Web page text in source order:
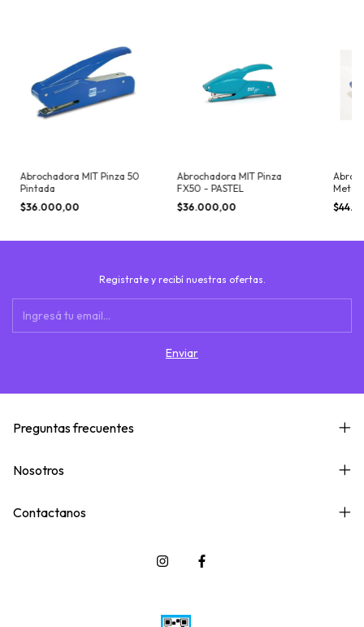
Abrochadora MIT Pinza 50
Pintada
$36.000,00
Abrochadora MIT Pinza
FX50 - PASTEL
$36.000,00
Registrate y recibí nuestras ofertas.
Preguntas frecuentes
Nosotros
Contactanos